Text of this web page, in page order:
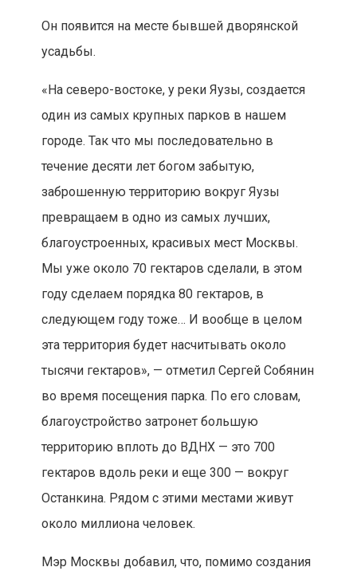
Он появится на месте бывшей дворянской
усадьбы.
«На северо-востоке, у реки Яузы, создается
один из самых крупных парков в нашем
городе. Так что мы последовательно в
течение десяти лет богом забытую,
заброшенную территорию вокруг Яузы
превращаем в одно из самых лучших,
благоустроенных, красивых мест Москвы.
Мы уже около 70 гектаров сделали, в этом
году сделаем порядка 80 гектаров, в
следующем году тоже… И вообще в целом
эта территория будет насчитывать около
тысячи гектаров», — отметил Сергей Собянин
во время посещения парка. По его словам,
благоустройство затронет большую
территорию вплоть до ВДНХ — это 700
гектаров вдоль реки и еще 300 — вокруг
Останкина. Рядом с этими местами живут
около миллиона человек.
Мэр Москвы добавил, что, помимо создания